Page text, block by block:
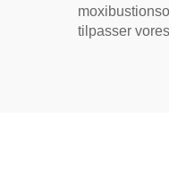
tilpasser